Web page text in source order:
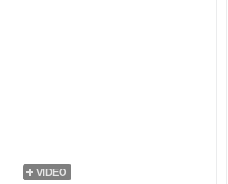
VIDEO